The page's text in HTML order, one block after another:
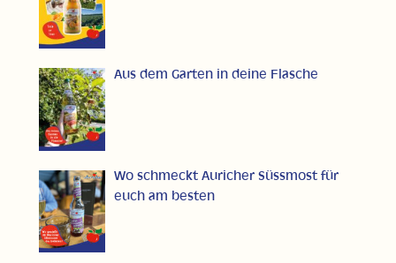
Aus dem Garten in deine Flasche
Wo schmeckt Auricher Süssmost für
euch am besten